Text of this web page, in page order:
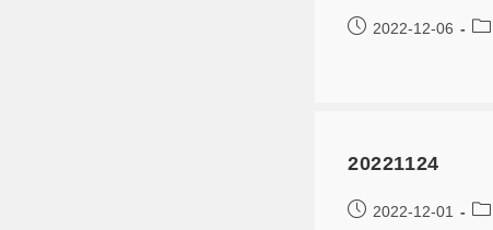
2022-12-06
20221124
2022-12-01